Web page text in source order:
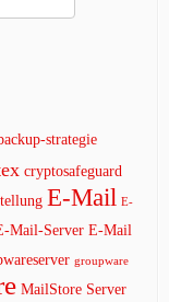
strategie
cryptosafeguard
E-Mail E-
Mail-Server E-Mail
groupware
MailStore Server